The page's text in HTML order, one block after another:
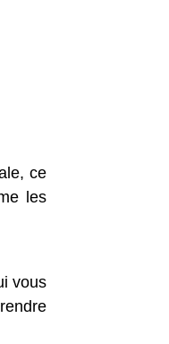
ce
les
vous